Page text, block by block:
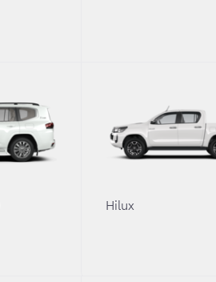
Hilux
продаж гибридных
реализует 20
транспорта на
в продажах на европейских